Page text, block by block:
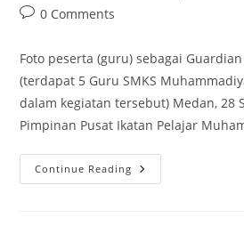
author:
Post0 Comments
Foto peserta (guru) sebagai
(terdapat 5 Guru SMKS
dalam kegiatan tersebut) Medan, 28
Pimpinan Pusat Ikatan Pelajar
Continue Reading Advo
Asik